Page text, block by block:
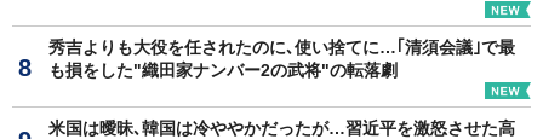
秀吉よりも大役を任されたのに､使い捨てに…｢清須会議｣で最
も損をした"織田家ナンバー2の武将"の転落劇
米国は曖昧､韓国は冷ややかだったが…習近平を激怒させた高